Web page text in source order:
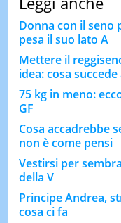
Donna con il seno
pesa il suo lato A
Mettere il
idea: cosa
75 kg in meno:
GF
Cosa accadrebbe
non è come pensi
Vestirsi per
della V
Principe Andrea,
cosa ci fa